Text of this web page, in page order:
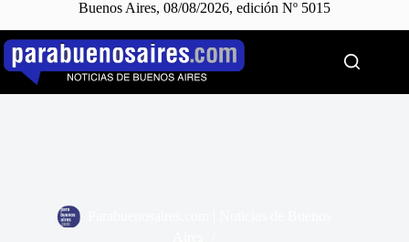
Buenos Aires, 08/08/2026, edición Nº 5015
Saltar
contenido